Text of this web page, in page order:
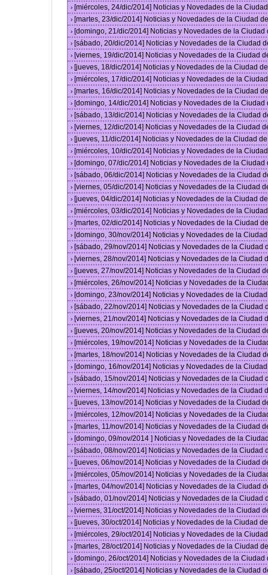
› [miércoles, 24/dic/2014] Noticias y Novedades de la
› [martes, 23/dic/2014] Noticias y Novedades de la Ciudad
› [domingo, 21/dic/2014] Noticias y Novedades de la
› [sábado, 20/dic/2014] Noticias y Novedades de la Ciudad
› [viernes, 19/dic/2014] Noticias y Novedades de la Ciudad
› [jueves, 18/dic/2014] Noticias y Novedades de la Ciudad
› [miércoles, 17/dic/2014] Noticias y Novedades de la
› [martes, 16/dic/2014] Noticias y Novedades de la Ciudad
› [domingo, 14/dic/2014] Noticias y Novedades de la
› [sábado, 13/dic/2014] Noticias y Novedades de la Ciudad
› [viernes, 12/dic/2014] Noticias y Novedades de la Ciudad
› [jueves, 11/dic/2014] Noticias y Novedades de la Ciudad
› [miércoles, 10/dic/2014] Noticias y Novedades de la
› [domingo, 07/dic/2014] Noticias y Novedades de la
› [sábado, 06/dic/2014] Noticias y Novedades de la Ciudad
› [viernes, 05/dic/2014] Noticias y Novedades de la Ciudad
› [jueves, 04/dic/2014] Noticias y Novedades de la Ciudad
› [miércoles, 03/dic/2014] Noticias y Novedades de la
› [martes, 02/dic/2014] Noticias y Novedades de la Ciudad
› [domingo, 30/nov/2014] Noticias y Novedades de la
› [sábado, 29/nov/2014] Noticias y Novedades de la Ciudad
› [viernes, 28/nov/2014] Noticias y Novedades de la Ciudad
› [jueves, 27/nov/2014] Noticias y Novedades de la Ciudad
› [miércoles, 26/nov/2014] Noticias y Novedades de la
› [domingo, 23/nov/2014] Noticias y Novedades de la
› [sábado, 22/nov/2014] Noticias y Novedades de la Ciudad
› [viernes, 21/nov/2014] Noticias y Novedades de la Ciudad
› [jueves, 20/nov/2014] Noticias y Novedades de la Ciudad
› [miércoles, 19/nov/2014] Noticias y Novedades de la
› [martes, 18/nov/2014] Noticias y Novedades de la Ciudad
› [domingo, 16/nov/2014] Noticias y Novedades de la
› [sábado, 15/nov/2014] Noticias y Novedades de la Ciudad
› [viernes, 14/nov/2014] Noticias y Novedades de la Ciudad
› [jueves, 13/nov/2014] Noticias y Novedades de la Ciudad
› [miércoles, 12/nov/2014] Noticias y Novedades de la
› [martes, 11/nov/2014] Noticias y Novedades de la Ciudad
› [domingo, 09/nov/2014 ] Noticias y Novedades de la
› [sábado, 08/nov/2014] Noticias y Novedades de la Ciudad
› [jueves, 06/nov/2014] Noticias y Novedades de la Ciudad
› [miércoles, 05/nov/2014] Noticias y Novedades de la
› [martes, 04/nov/2014] Noticias y Novedades de la Ciudad
› [sábado, 01/nov/2014] Noticias y Novedades de la Ciudad
› [viernes, 31/oct/2014] Noticias y Novedades de la Ciudad
› [jueves, 30/oct/2014] Noticias y Novedades de la Ciudad
› [miércoles, 29/oct/2014] Noticias y Novedades de la
› [martes, 28/oct/2014] Noticias y Novedades de la Ciudad
› [domingo, 26/oct/2014] Noticias y Novedades de la
› [sábado, 25/oct/2014] Noticias y Novedades de la Ciudad